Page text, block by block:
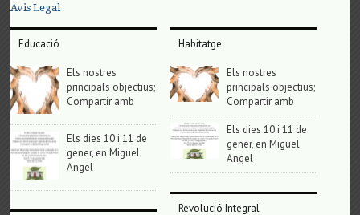
Avis Legal
Educació
Els nostres
principals objectius;
Compartir amb
Els dies 10 i 11 de
gener, en Miguel
Angel
Habitatge
Els nostres
principals objectius;
Compartir amb
Els dies 10 i 11 de
gener, en Miguel
Angel
Revolució Integral